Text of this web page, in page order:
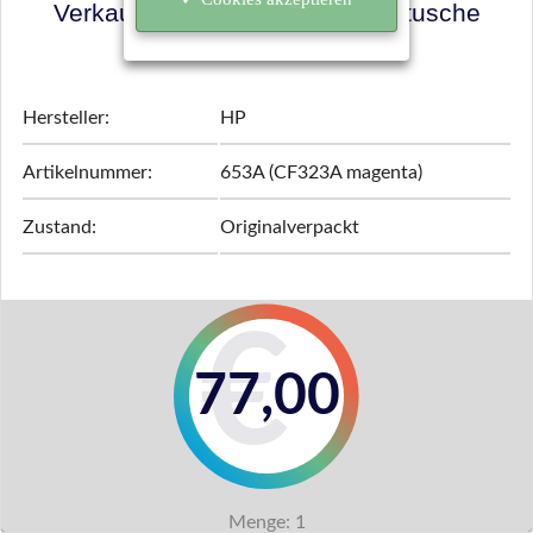
Verkaufspreis für Ihre Tonerkartusche
ermitteln!
Hersteller: HP
Artikelnummer: 653A (CF323A magenta)
Zustand: Originalverpackt
77,00
Menge: 1